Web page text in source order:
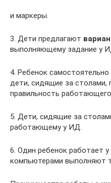
и маркеры.
3. Дети предлагают
выполняющему задание у
4. Ребенок
дети, сидящие за столами,
правильность
5. Дети, сидящие за
работающему у ИД.
6. Один ребенок работает у
компьютерами выполняют